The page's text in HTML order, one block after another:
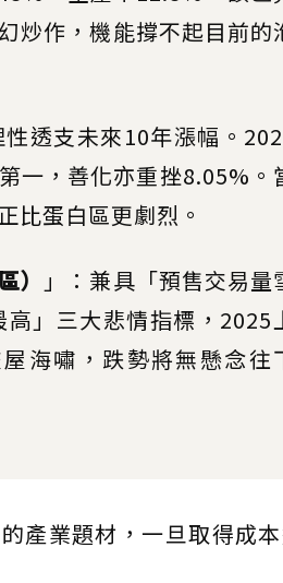
炒作，機能撐不起目前的
性透支未來10年漲幅。
一，善化亦重挫8.05%。
比蛋白區更劇烈。
）
」：兼具「預售交易量
」三大悲情指標，2025
海嘯，跌勢將無懸念往
產業題材，一旦取得成